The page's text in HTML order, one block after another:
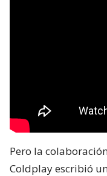
Pero la
Coldplay escribió